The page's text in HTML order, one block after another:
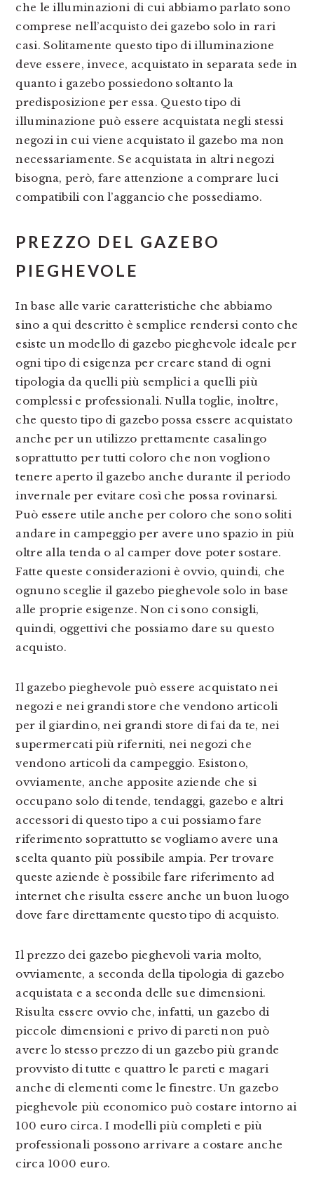
che le illuminazioni di cui abbiamo parlato sono
comprese nell’acquisto dei gazebo solo in rari
casi. Solitamente questo tipo di illuminazione
deve essere, invece, acquistato in separata sede in
quanto i gazebo possiedono soltanto la
predisposizione per essa. Questo tipo di
illuminazione può essere acquistata negli stessi
negozi in cui viene acquistato il gazebo ma non
necessariamente. Se acquistata in altri negozi
bisogna, però, fare attenzione a comprare luci
compatibili con l’aggancio che possediamo.
PREZZO DEL GAZEBO
PIEGHEVOLE
In base alle varie caratteristiche che abbiamo
sino a qui descritto è semplice rendersi conto che
esiste un modello di gazebo pieghevole ideale per
ogni tipo di esigenza per creare stand di ogni
tipologia da quelli più semplici a quelli più
complessi e professionali. Nulla toglie, inoltre,
che questo tipo di gazebo possa essere acquistato
anche per un utilizzo prettamente casalingo
soprattutto per tutti coloro che non vogliono
tenere aperto il gazebo anche durante il periodo
invernale per evitare così che possa rovinarsi.
Può essere utile anche per coloro che sono soliti
andare in campeggio per avere uno spazio in più
oltre alla tenda o al camper dove poter sostare.
Fatte queste considerazioni è ovvio, quindi, che
ognuno sceglie il gazebo pieghevole solo in base
alle proprie esigenze. Non ci sono consigli,
quindi, oggettivi che possiamo dare su questo
acquisto.
Il gazebo pieghevole può essere acquistato nei
negozi e nei grandi store che vendono articoli
per il giardino, nei grandi store di fai da te, nei
supermercati più riferniti, nei negozi che
vendono articoli da campeggio. Esistono,
ovviamente, anche apposite aziende che si
occupano solo di tende, tendaggi, gazebo e altri
accessori di questo tipo a cui possiamo fare
riferimento soprattutto se vogliamo avere una
scelta quanto più possibile ampia. Per trovare
queste aziende è possibile fare riferimento ad
internet che risulta essere anche un buon luogo
dove fare direttamente questo tipo di acquisto.
Il prezzo dei gazebo pieghevoli varia molto,
ovviamente, a seconda della tipologia di gazebo
acquistata e a seconda delle sue dimensioni.
Risulta essere ovvio che, infatti, un gazebo di
piccole dimensioni e privo di pareti non può
avere lo stesso prezzo di un gazebo più grande
provvisto di tutte e quattro le pareti e magari
anche di elementi come le finestre. Un gazebo
pieghevole più economico può costare intorno ai
100 euro circa. I modelli più completi e più
professionali possono arrivare a costare anche
circa 1000 euro.